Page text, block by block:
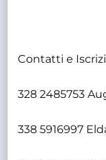
Contatti e
328 2485753
338 5916997